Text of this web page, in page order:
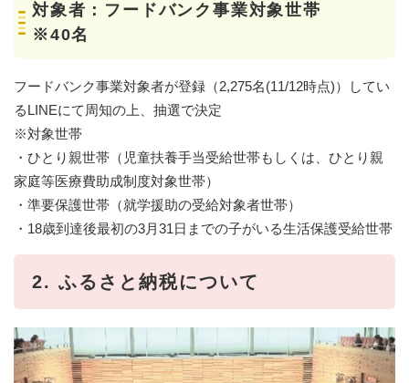
対象者：フードバンク事業対象世帯
※40名
フードバンク事業対象者が登録（2,275名(11/12時点)）してい
るLINEにて周知の上、抽選で決定
※対象世帯
・ひとり親世帯（児童扶養手当受給世帯もしくは、ひとり親
家庭等医療費助成制度対象世帯）
・準要保護世帯（就学援助の受給対象者世帯）
・18歳到達後最初の3月31日までの子がいる生活保護受給世帯​
2. ふるさと納税について